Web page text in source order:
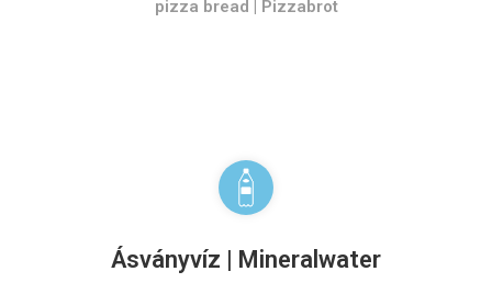
pizza bread | Pizzabrot
Ásványvíz | Mineralwater